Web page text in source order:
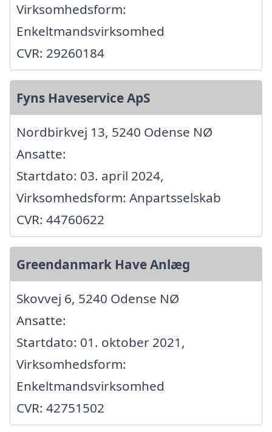
Virksomhedsform:
Enkeltmandsvirksomhed
CVR: 29260184
Fyns Haveservice ApS
Nordbirkvej 13, 5240 Odense NØ
Ansatte:
Startdato: 03. april 2024,
Virksomhedsform: Anpartsselskab
CVR: 44760622
Greendanmark Have Anlæg
Skovvej 6, 5240 Odense NØ
Ansatte:
Startdato: 01. oktober 2021,
Virksomhedsform:
Enkeltmandsvirksomhed
CVR: 42751502